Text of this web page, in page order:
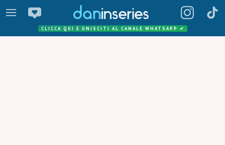
CLICCA QUI E UNISCITI AL CANALE WHATSAPP ✔